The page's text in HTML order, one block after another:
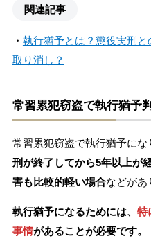
関連記事
・ 執行猶予とは？懲役実刑
取り消し？
常習累犯窃盗で執行猶予
常習累犯窃盗で執行猶予にな
刑が終了してから5年以上が
害も比較的軽い場合などがあ
執行猶予になるためには、 特
事情があることが必要です。